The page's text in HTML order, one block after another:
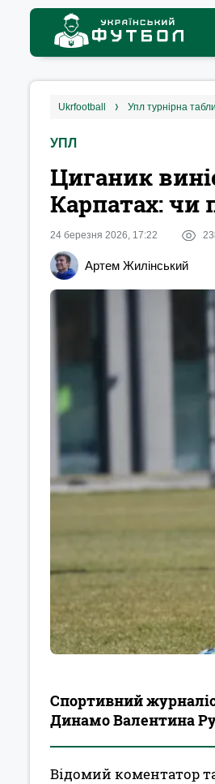
ukrfootball упл турнірна
УПЛ
Циганик
Карпатах: чи
24 березня 2026, 17:22
Артем Жилінський
Спортивний
Динамо Валентина
Відомий коментатор